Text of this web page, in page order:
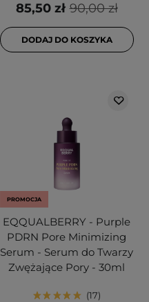
90,00 zł
85,50 zł
DODAJ DO KOSZYKA
PROMOCJA
EQQUALBERRY - Purple
PDRN Pore Minimizing
Serum - Serum do Twarzy
Zwężające Pory - 30ml
17